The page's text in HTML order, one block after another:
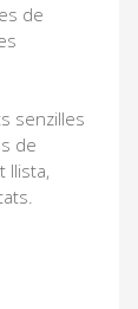
de
senzilles
de
llista,